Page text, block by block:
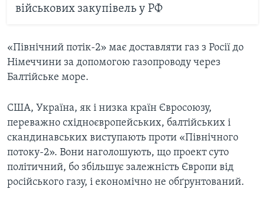
військових закупівель у РФ
«Північний потік-2» має доставляти газ з Росії до
Німеччини за допомогою газопроводу через
Балтійське море.
США, Україна, як і низка країн Євросоюзу,
переважно східноєвропейських, балтійських і
скандинавських виступають проти «Північного
потоку-2». Вони наголошують, що проект суто
політичний, бо збільшує залежність Європи від
російського газу, і економічно не обґрунтований.